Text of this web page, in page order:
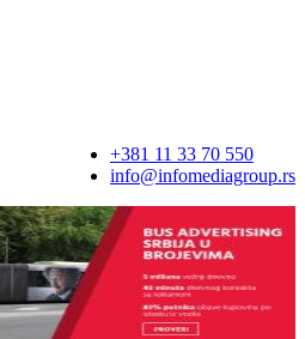
+381 11 33 70 550
info@infomediagroup.rs